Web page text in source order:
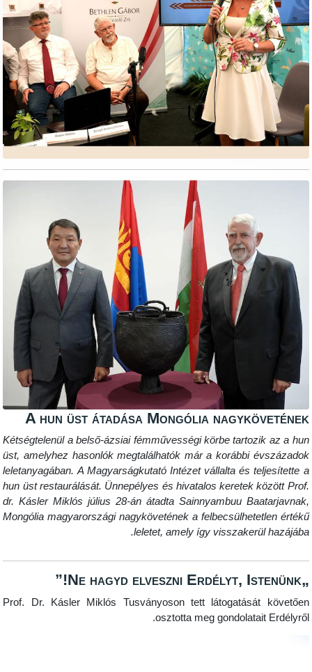
A hun üst átadása Mongólia
Kétségtelenül a belső-ázsiai fémművességi körbe tartozik
üst, amelyhez hasonlók megtalálhatók már a korábbi
leletanyagában. A Magyarságkutató Intézet vállalta és
hun üst restaurálását. Ünnepélyes és hivatalos keretek
dr. Kásler Miklós július 28-án átadta Sainnyambuu
Mongólia magyarországi nagykövetének a
leletet, amely így visszakerül
Prof. Dr. Kásler Miklós Tusványoson tett látogatását
osztotta meg gondolatait